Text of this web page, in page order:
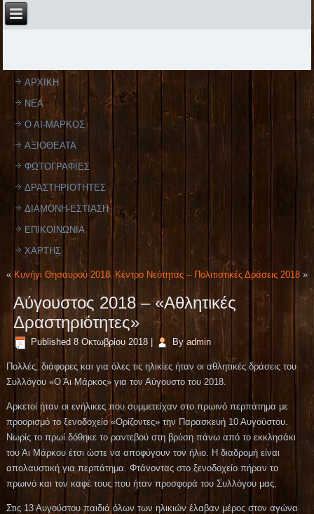
ΑΡΧΙΚΗ
ΝΕΑ
Ο ΑΙ-ΜΑΡΚΟΣ
ΑΞΙΟΘΕΑΤΑ
ΦΩΤΟΓΡΑΦΙΕΣ
ΔΡΑΣΤΗΡΙΟΤΗΤΕΣ
ΔΙΑΜΟΝΗ-ΕΣΤΙΑΣΗ
ΕΠΙΚΟΙΝΩΝΙΑ
ΧΑΡΤΗΣ
« Κυνήγι Θησαυρού 2018 Κέντρο Νεότητας – Πολιτιστικές Δράσεις 2018»
Αύγουστος 2018 – «Αθλητικές
Δραστηριότητες»
Published 8 Οκτωβρίου 2018 By admin
Πολλές, διάφορες και για όλες τις ηλικίες ήταν οι αθλητικές δράσεις του
Συλλόγου «Ο Άι Μάρκος» για τον Αύγουστο του 2018.
Αρκετοί ήταν οι ενήλικες που συμμετείχαν στο πρωινό περπάτημα με
προορισμό το ξενοδοχείο «Ορίζοντες» την Παρασκευή 10 Αυγούστου.
Νωρίς το πρωί δόθηκε το ραντεβού στη βρύση πάνω από το εκκλησάκι
του Άι Μάρκου έτσι ώστε να αποφύγουν τον ήλιο. Η διαδρομή είναι
απολαυστική για περπάτημα. Φτάνοντας στο ξενοδοχείο πήραν το
πρωινό και τον καφέ τους που ήταν προσφορά του Συλλόγου μας.
Στις 13 Αυγούστου παιδιά όλων των ηλικιών έλαβαν μέρος στον αγώνα